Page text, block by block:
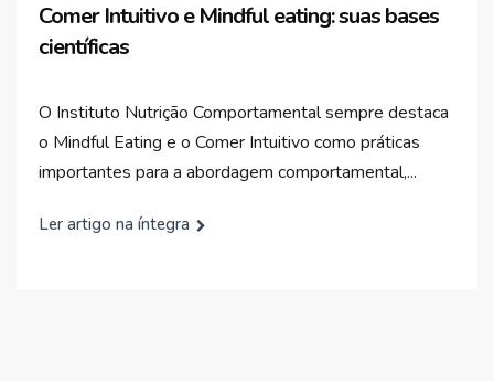
Comer Intuitivo e Mindful eating: suas bases
científicas
O Instituto Nutrição Comportamental sempre destaca
o Mindful Eating e o Comer Intuitivo como práticas
importantes para a abordagem comportamental,...
Ler artigo na íntegra